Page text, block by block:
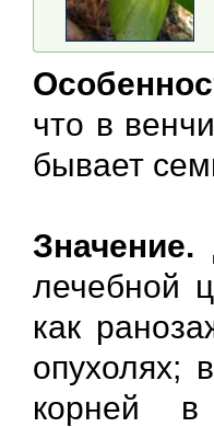
что в
бывает
Значение.
лечебной
как
опухолях;
корней в